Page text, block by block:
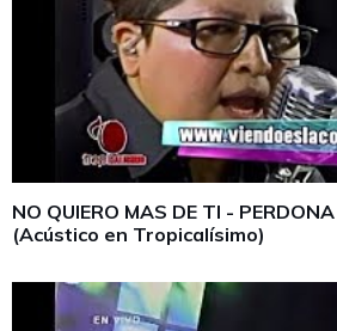
NO QUIERO MAS DE TI -
(Acústico en Tropicalísimo)